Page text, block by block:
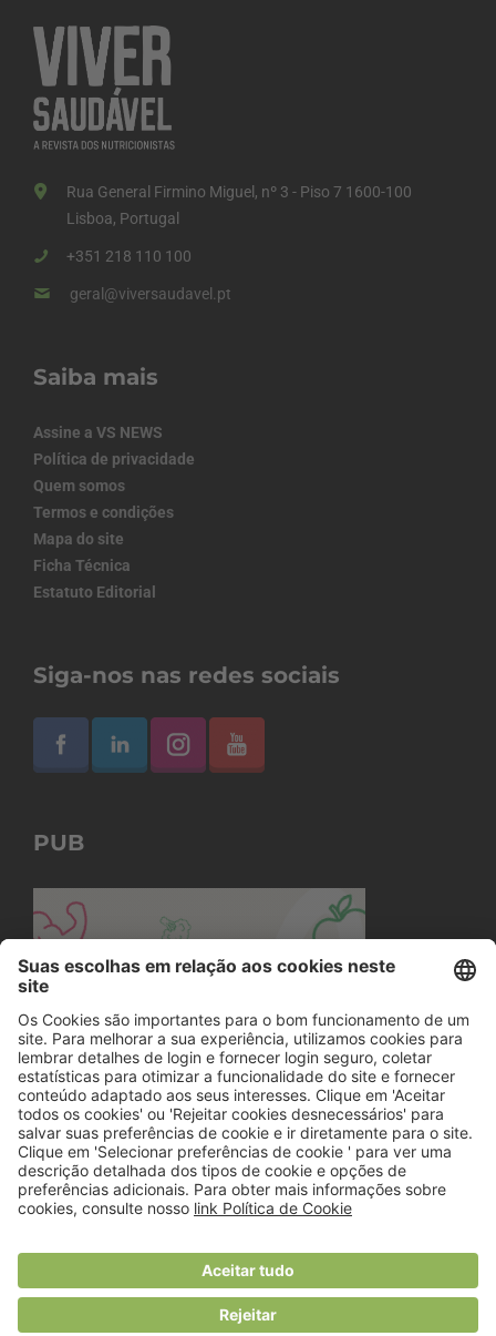
Rua General Firmino Miguel, nº 3 - Piso 7 1600-100
Lisboa, Portugal
+351 218 110 100
geral@viversaudavel.pt
Saiba mais
Assine a VS NEWS
Política de privacidade
Quem somos
Termos e condições
Mapa do site
Ficha Técnica
Estatuto Editorial
Siga-nos nas redes sociais
PUB
© 2018 Viver Saudável
O portal dos profissionais de nutrição